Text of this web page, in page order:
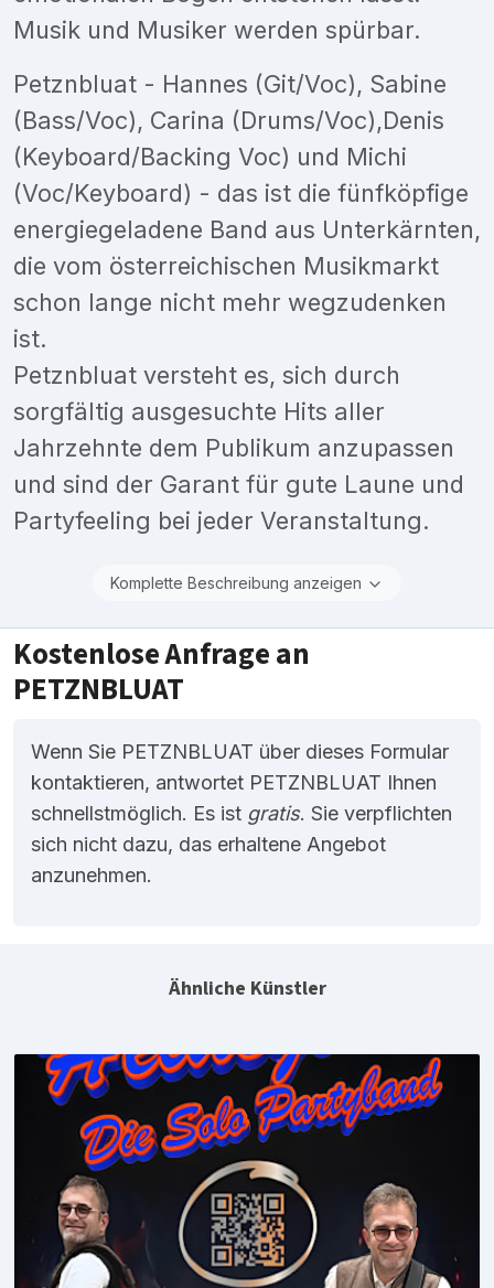
Musik und Musiker werden spürbar.
Petznbluat - Hannes (Git/Voc), Sabine
(Bass/Voc), Carina (Drums/Voc),Denis
(Keyboard/Backing Voc) und Michi
(Voc/Keyboard) - das ist die fünfköpfige
energiegeladene Band aus Unterkärnten,
die vom österreichischen Musikmarkt
schon lange nicht mehr wegzudenken
ist.
Petznbluat versteht es, sich durch
sorgfältig ausgesuchte Hits aller
Jahrzehnte dem Publikum anzupassen
und sind der Garant für gute Laune und
Partyfeeling bei jeder Veranstaltung.
Komplette Beschreibung anzeigen
Kostenlose Anfrage an
PETZNBLUAT
Wenn Sie PETZNBLUAT über dieses Formular
kontaktieren, antwortet PETZNBLUAT Ihnen
schnellstmöglich. Es ist gratis. Sie verpflichten
sich nicht dazu, das erhaltene Angebot
anzunehmen.
Ähnliche Künstler